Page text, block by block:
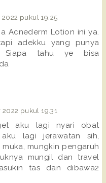
2022 pukul 19.25
Acnederm Lotion ini ya.
adekku yang punya
Siapa tahu ye bisa
2022 pukul 19.31
aku lagi nyari obat
lagi jerawatan sih,
mungkin pengaruh
mungil dan travel
tas dan dibawa2